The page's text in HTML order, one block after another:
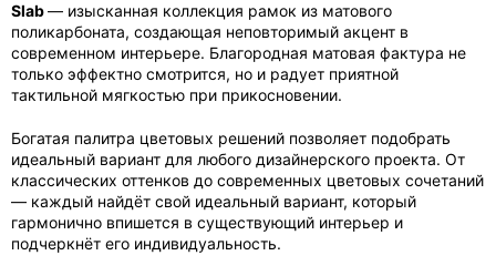
Slab— изысканная коллекция рамок из матового
поликарбоната, создающая неповторимый акцент в
современном интерьере. Благородная матовая фактура не
только эффектно смотрится, но и радует приятной
тактильной мягкостью при прикосновении.
Богатая палитра цветовых решений позволяет подобрать
идеальный вариант для любого дизайнерского проекта. От
классических оттенков до современных цветовых сочетаний
— каждый найдёт свой идеальный вариант, который
гармонично впишется в существующий интерьер и
подчеркнёт его индивидуальность.